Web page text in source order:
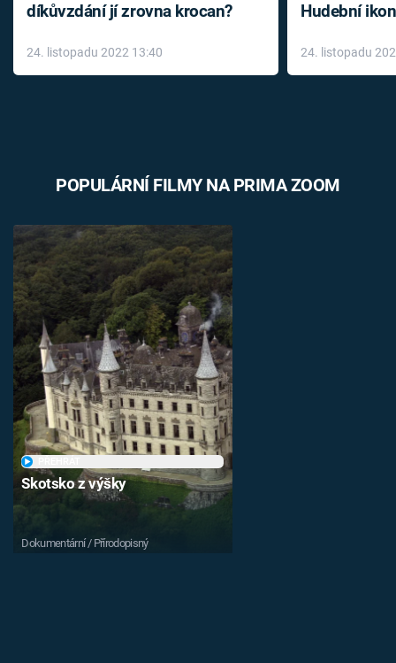
díkůvzdání jí zrovna krocan?
24. listopadu 2022 13:40
Hudební
léky
24. listopadu
POPULÁRNÍ FILMY NA PRIMA ZOOM
Skotsko z výšky
Dokumentární / Přírodopisný